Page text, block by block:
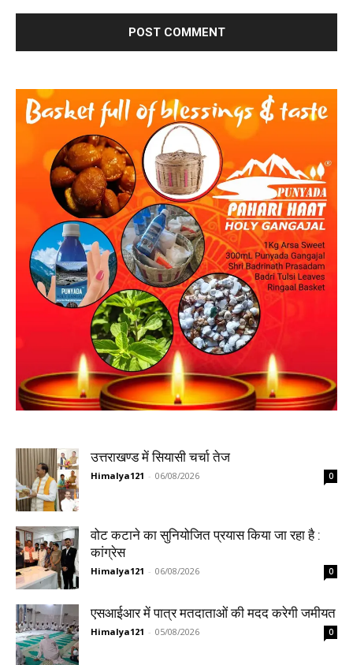
उत्तराखण्ड में सियासी चर्चा तेज
Himalya121 - 06/08/2026 0
वोट कटाने का सुनियोजित प्रयास किया जा रहा है :
कांग्रेस
Himalya121 - 06/08/2026 0
एसआईआर में पात्र मतदाताओं की मदद करेगी जमीयत
Himalya121 - 05/08/2026 0